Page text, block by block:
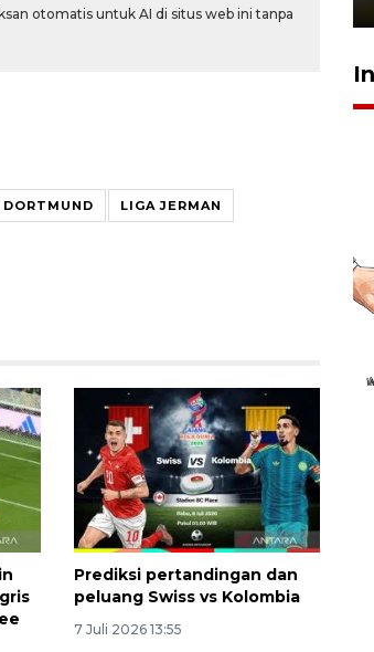
otomatis untuk AI di situs web ini tanpa
LIGA JERMAN
Prediksi pertandingan dan
peluang Swiss vs Kolombia
7 Juli 2026 13:55